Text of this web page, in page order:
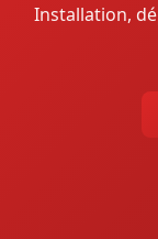
Installation,